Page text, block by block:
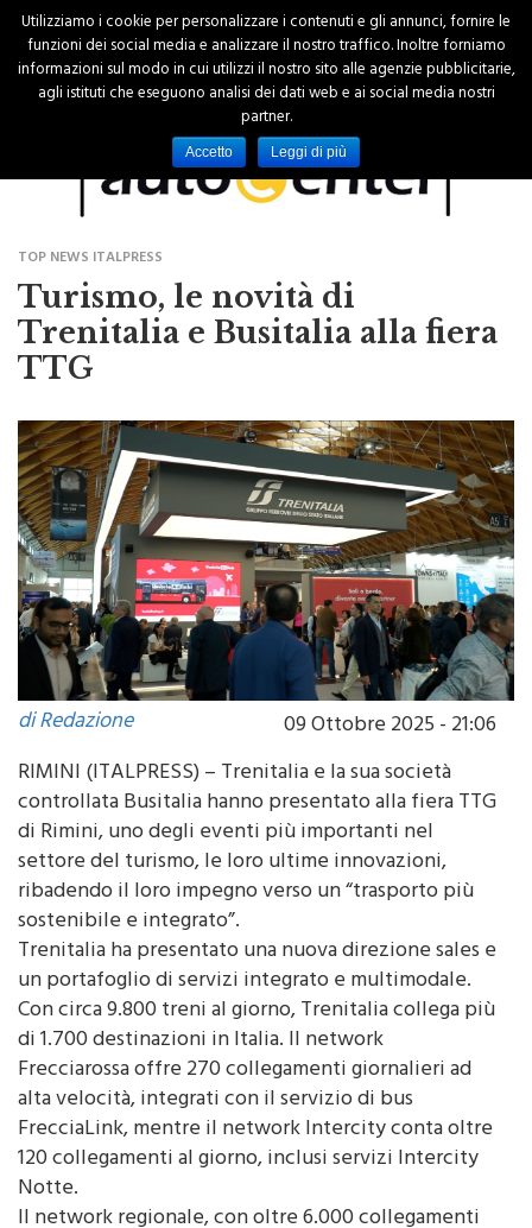
TOP NEWS ITALPRESS
Turismo, le novità di
Trenitalia e Busitalia alla fiera
di Redazione
09 Ottobre 2025 - 21:06
RIMINI (ITALPRESS) – Trenitalia e la sua società
controllata Busitalia hanno presentato alla fiera TTG
di Rimini, uno degli eventi più importanti nel
settore del turismo, le loro ultime innovazioni,
ribadendo il loro impegno verso un “trasporto più
sostenibile e integrato”.
Trenitalia ha presentato una nuova direzione sales e
un portafoglio di servizi integrato e multimodale.
Con circa 9.800 treni al giorno, Trenitalia collega più
di 1.700 destinazioni in Italia. Il network
Frecciarossa offre 270 collegamenti giornalieri ad
alta velocità, integrati con il servizio di bus
FrecciaLink, mentre il network Intercity conta oltre
120 collegamenti al giorno, inclusi servizi Intercity
Utilizziamo i cookie per personalizzare i contenuti e gli annunci, fornire le
funzioni dei social media e analizzare il nostro traffico. Inoltre forniamo
informazioni sul modo in cui utilizzi il nostro sito alle agenzie pubblicitarie,
agli istituti che eseguono analisi dei dati web e ai social media nostri
partner.
Accetto Leggi di più